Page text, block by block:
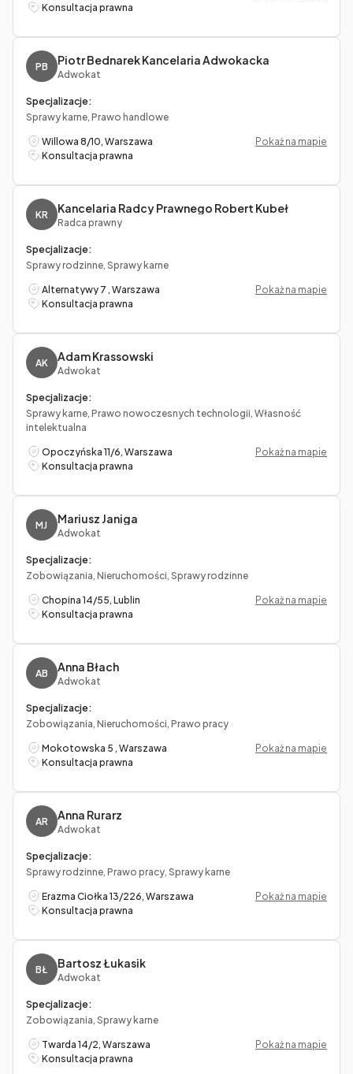
Konsultacja prawna
PB Piotr Bednarek Kancelaria Adwokacka
Adwokat
Specjalizacje:
Sprawy karne, Prawo handlowe
Willowa 8/10, Warszawa
Pokaż na mapie
Konsultacja prawna
KR Kancelaria Radcy Prawnego Robert Kubeł
Radca prawny
Specjalizacje:
Sprawy rodzinne, Sprawy karne
Alternatywy 7 , Warszawa
Pokaż na mapie
Konsultacja prawna
AK Adam Krassowski
Adwokat
Specjalizacje:
Sprawy karne, Prawo nowoczesnych technologii, Własność
intelektualna
Opoczyńska 11/6, Warszawa
Pokaż na mapie
Konsultacja prawna
MJ Mariusz Janiga
Adwokat
Specjalizacje:
Zobowiązania, Nieruchomości, Sprawy rodzinne
Chopina 14/55, Lublin
Pokaż na mapie
Konsultacja prawna
AB Anna Błach
Adwokat
Specjalizacje:
Zobowiązania, Nieruchomości, Prawo pracy
Mokotowska 5 , Warszawa
Pokaż na mapie
Konsultacja prawna
AR Anna Rurarz
Adwokat
Specjalizacje:
Sprawy rodzinne, Prawo pracy, Sprawy karne
Erazma Ciołka 13/226, Warszawa
Pokaż na mapie
Konsultacja prawna
BŁ Bartosz Łukasik
Adwokat
Specjalizacje:
Zobowiązania, Sprawy karne
Twarda 14/2, Warszawa
Pokaż na mapie
Konsultacja prawna